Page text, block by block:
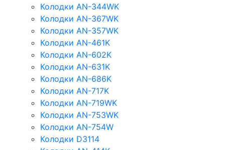
Колодки AN-344WK
Колодки AN-367WK
Колодки AN-357WK
Колодки AN-461K
Колодки AN-602K
Колодки AN-631K
Колодки AN-686K
Колодки AN-717K
Колодки AN-719WK
Колодки AN-753WK
Колодки AN-754W
Колодки D3114